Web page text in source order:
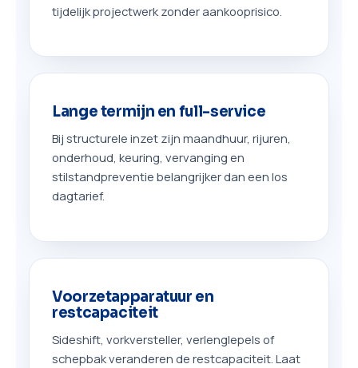
tijdelijk projectwerk zonder aankooprisico.
Lange termijn en full-service
Bij structurele inzet zijn maandhuur, rijuren,
onderhoud, keuring, vervanging en
stilstandpreventie belangrijker dan een los
dagtarief.
Voorzetapparatuur en
restcapaciteit
Sideshift, vorkversteller, verlenglepels of
schepbak veranderen de restcapaciteit. Laat